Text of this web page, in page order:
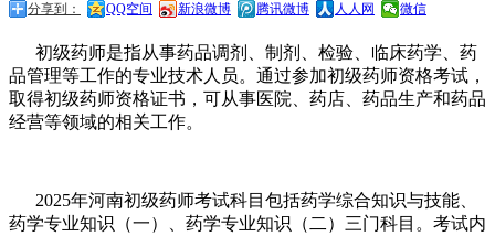
分享到： QQ空间 新浪微博 腾讯微博 人人网 微信
初级药师是指从事药品调剂、制剂、检验、临床药学、药
品管理等工作的专业技术人员。通过参加初级药师资格考试，
取得初级药师资格证书，可从事医院、药店、药品生产和药品
经营等领域的相关工作。
2025年河南初级药师考试科目包括药学综合知识与技能、
药学专业知识（一）、药学专业知识（二）三门科目。考试内